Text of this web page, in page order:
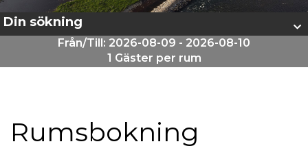
Din sökning
Från/Till: 2026-08-09 - 2026-08-10
1 Gäster per rum
Rumsbokning